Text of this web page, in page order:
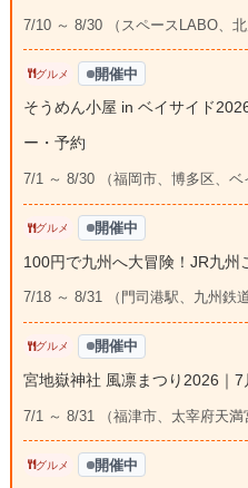
7/10 ～ 8/30 （スペースLABO、
グルメ 開催中
そうめん小屋 in ベイサイド
ー・予約
7/1 ～ 8/30 （福岡市、博多区、ベ
グルメ 開催中
100円で九州へ大冒険！JR九州
7/18 ～ 8/31 （門司港駅、九州鉄道
グルメ 開催中
宮地嶽神社 風凛まつり2026｜7
7/1 ～ 8/31 （福津市、太宰府天満
グルメ 開催中